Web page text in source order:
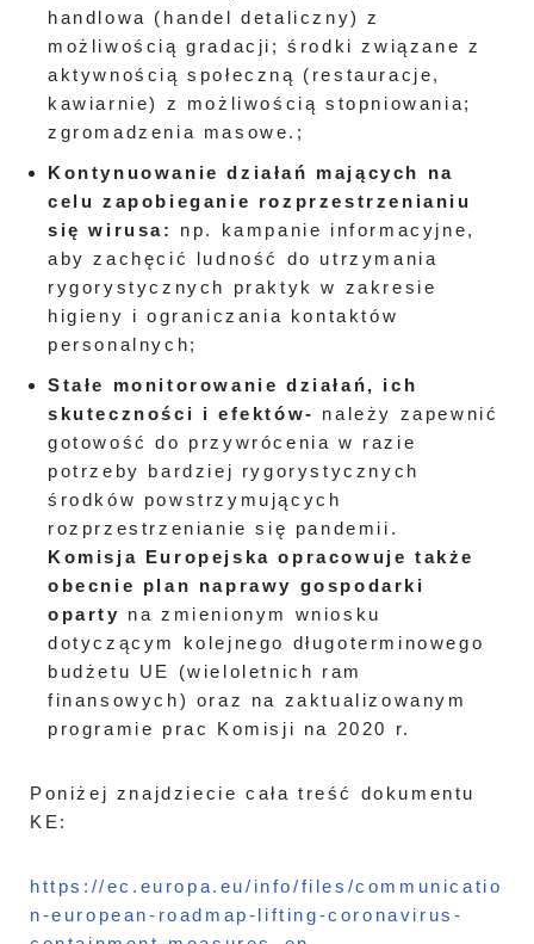
handlowa (handel detaliczny) z
możliwością gradacji; środki związane z
aktywnością społeczną (restauracje,
kawiarnie) z możliwością stopniowania;
zgromadzenia masowe.;
Kontynuowanie działań mających na
celu zapobieganie rozprzestrzenianiu
się wirusa: np. kampanie informacyjne,
aby zachęcić ludność do utrzymania
rygorystycznych praktyk w zakresie
higieny i ograniczania kontaktów
personalnych;
Stałe monitorowanie działań, ich
skuteczności i efektów- należy zapewnić
gotowość do przywrócenia w razie
potrzeby bardziej rygorystycznych
środków powstrzymujących
rozprzestrzenianie się pandemii.
Komisja Europejska opracowuje także
obecnie plan naprawy gospodarki
oparty na zmienionym wniosku
dotyczącym kolejnego długoterminowego
budżetu UE (wieloletnich ram
finansowych) oraz na zaktualizowanym
programie prac Komisji na 2020 r.
Poniżej znajdziecie cała treść dokumentu
KE:
https://ec.europa.eu/info/files/communicatio
n-european-roadmap-lifting-coronavirus-